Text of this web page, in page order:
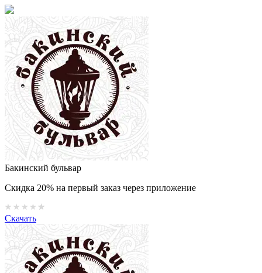
Бакинский бульвар
Скидка 20% на первый заказ через приложение
Скачать